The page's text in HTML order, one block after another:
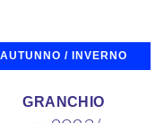
AUTUNNO / INVERNO
GRANCHIO